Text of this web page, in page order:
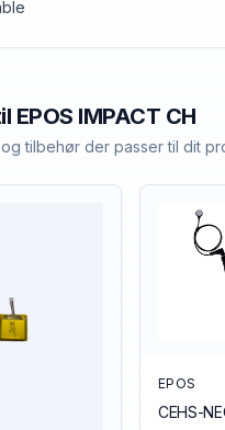
EPOS IMPACT CH
tilbehør der passer til dit
EPOS
CEHS-